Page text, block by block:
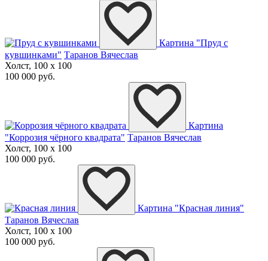
Картина "Пруд с
кувшинками" Таранов Вячеслав
Холст, 100 x 100
100 000 руб.
Картина
"Коррозия чёрного квадрата" Таранов Вячеслав
Холст, 100 x 100
100 000 руб.
Картина "Красная линия"
Таранов Вячеслав
Холст, 100 x 100
100 000 руб.